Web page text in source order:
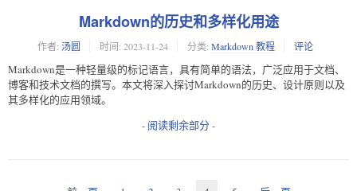
Markdown的历史和多样化用途
作者: 汤圆 时间: 2023-11-24 分类: Markdown 教程 评论
Markdown是一种轻量级的标记语言，具有简单的语法，广泛应用于文档、
博客和技术文档的撰写。本文将深入探讨Markdown的历史、设计原则以及
其多样化的应用领域。
- 阅读剩余部分 -